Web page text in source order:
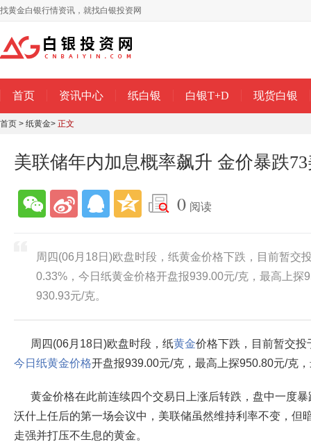
找黄金白银行情资讯，就找白银投资网
首页 资讯中心 纸白银 白银T+D 现货白银
首页 > 纸黄金> 正文
美联储年内加息概率飙升 金价暴跌
0 阅读
周四(06月18日)欧盘时段，纸黄金价格下跌，目前暂交
0.33%，今日纸黄金价格开盘报939.00元/克，最高上探
930.93元/克。
周四(06月18日)欧盘时段，纸黄金价格下跌，目前暂交
今日纸黄金价格开盘报939.00元/克，最高上探950.80元/克
黄金价格在此前连续四个交易日上涨后转跌，盘中一度
沃什上任后的第一场会议中，美联储虽然维持利率不变，但
走强并打压不生息的黄金。